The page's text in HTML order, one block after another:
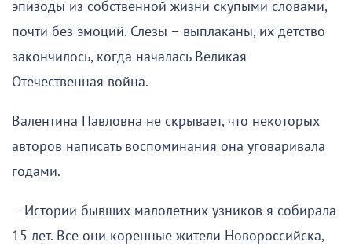
эпизоды из собственной жизни скупыми словами,
почти без эмоций. Слезы – выплаканы, их детство
закончилось, когда началась Великая
Отечественная война.
Валентина Павловна не скрывает, что некоторых
авторов написать воспоминания она уговаривала
годами.
– Истории бывших малолетних узников я собирала
15 лет. Все они коренные жители Новороссийска,